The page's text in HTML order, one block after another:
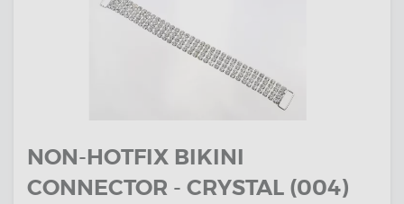
NON-HOTFIX BIKINI
CONNECTOR - CRYSTAL (004)